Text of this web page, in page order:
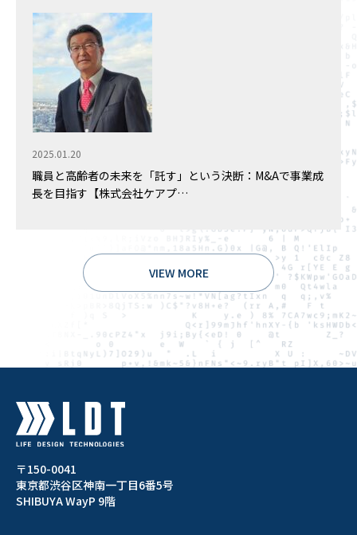
2025.01.20
職員と高齢者の未来を「託す」という決断：M&Aで事業成
長を目指す【株式会社ケアプ…
VIEW MORE
〒150-0041
東京都渋谷区神南一丁目6番5号
SHIBUYA WayP 9階